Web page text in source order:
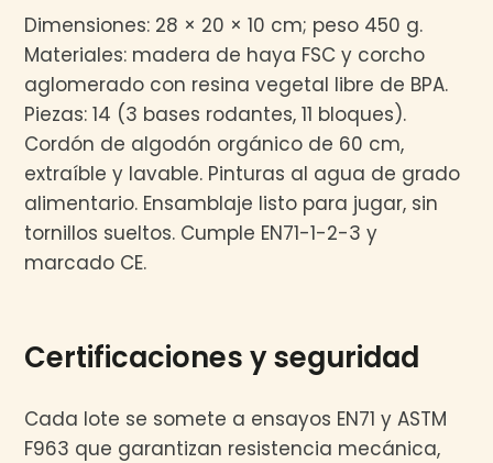
Dimensiones: 28 × 20 × 10 cm; peso 450 g.
Materiales: madera de haya FSC y corcho
aglomerado con resina vegetal libre de BPA.
Piezas: 14 (3 bases rodantes, 11 bloques).
Cordón de algodón orgánico de 60 cm,
extraíble y lavable. Pinturas al agua de grado
alimentario. Ensamblaje listo para jugar, sin
tornillos sueltos. Cumple EN71-1-2-3 y
marcado CE.
Certificaciones y seguridad
Cada lote se somete a ensayos EN71 y ASTM
F963 que garantizan resistencia mecánica,